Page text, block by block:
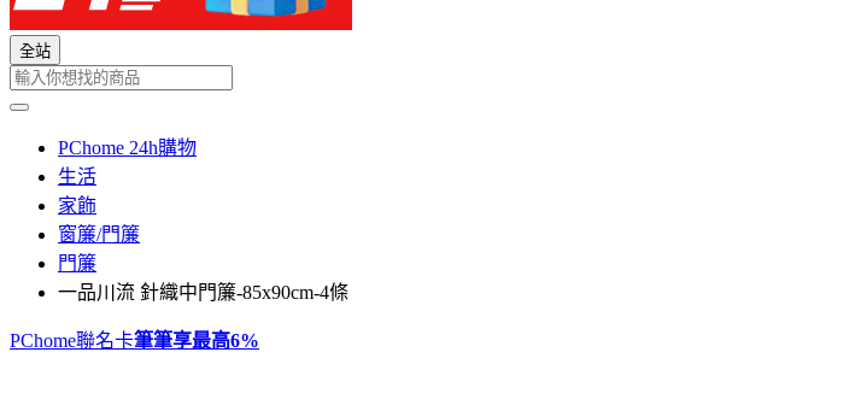
全站
PChome 24h購物
生活
家飾
窗簾/門簾
門簾
一品川流 針織中門簾-85x90cm-4條
PChome聯名卡筆筆享最高6%